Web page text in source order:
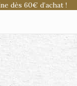
dès 60€ d’achat !